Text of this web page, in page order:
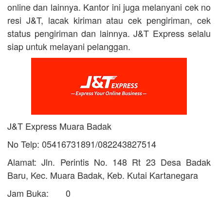
online dan lainnya. Kantor ini juga melanyani cek no
resi J&T, lacak kiriman atau cek pengiriman, cek
status pengiriman dan lainnya. J&T Express selalu
siap untuk melayani pelanggan.
J&T Express Muara Badak
No Telp: 05416731891/082243827514
Alamat: Jln. Perintis No. 148 Rt 23 Desa Badak
Baru, Kec. Muara Badak, Keb. Kutai Kartanegara
Jam Buka:
0